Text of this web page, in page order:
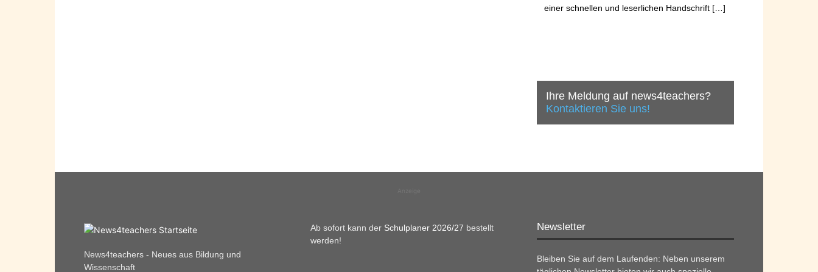
einer schnellen und leserlichen Handschrift […]
Ihre Meldung auf news4teachers?
Kontaktieren Sie uns!
News4teachers - Neues aus Bildung und
Wissenschaft
Ab sofort kann der Schulplaner 2026/27 bestellt
werden!
Newsletter
Bleiben Sie auf dem Laufenden: Neben unserem